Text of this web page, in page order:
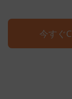
今すぐ